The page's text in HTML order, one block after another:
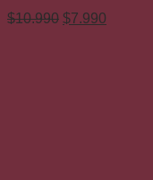
$10.990 El
$7.990